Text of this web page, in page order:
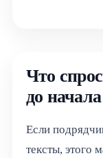
для лазерной
Что
до
Если
тексты, этого